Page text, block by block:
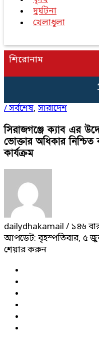
দুর্ঘটনা
খেলাধুলা
শিরোনাম
/সর্বশেষ, সারাদেশ
সিরাজগঞ্জে ক্যাব এর
ভোক্তার অধিকার
কার্যক্রম
dailydhakamail / ১৪৬
আপডেট: বৃহস্পতিবার, ৫
শেয়ার করুন